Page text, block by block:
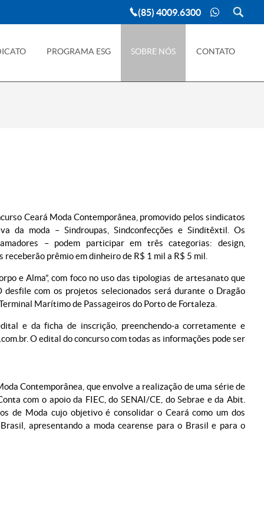
(85) 4009.6300
PROGRAMA ESG SOBRE NÓS CONTATO
Ceará Moda Contemporânea, promovido pelos sindicatos
da moda – Sindroupas, Sindconfecções e Sinditêxtil. Os
– podem participar em três categorias: design,
prêmio em dinheiro de R$ 1 mil a R$ 5 mil.
e Alma”, com foco no uso das tipologias de artesanato que
com os projetos selecionados será durante o Dragão
Marítimo de Passageiros do Porto de Fortaleza.
e da ficha de inscrição, preenchendo-a corretamente e
O edital do concurso com todas as informações pode ser
Contemporânea, que envolve a realização de uma série de
com o apoio da FIEC, do SENAI/CE, do Sebrae e da Abit.
de Moda cujo objetivo é consolidar o Ceará como um dos
apresentando a moda cearense para o Brasil e para o